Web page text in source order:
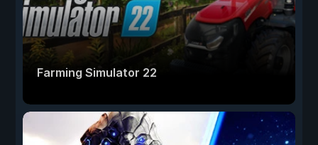
Farming Simulator 22